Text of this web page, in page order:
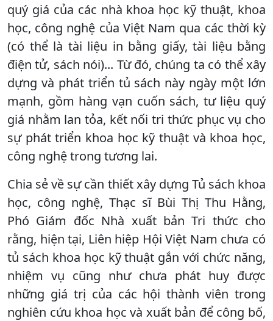
quý giá của các nhà khoa học kỹ thuật, khoa
học, công nghệ của Việt Nam qua các thời kỳ
(có thể là tài liệu in bằng giấy, tài liệu bằng
điện tử, sách nói)... Từ đó, chúng ta có thể xây
dựng và phát triển tủ sách này ngày một lớn
mạnh, gồm hàng vạn cuốn sách, tư liệu quý
giá nhằm lan tỏa, kết nối tri thức phục vụ cho
sự phát triển khoa học kỹ thuật và khoa học,
công nghệ trong tương lai.
Chia sẻ về sự cần thiết xây dựng Tủ sách khoa
học, công nghệ, Thạc sĩ Bùi Thị Thu Hằng,
Phó Giám đốc Nhà xuất bản Tri thức cho
rằng, hiện tại, Liên hiệp Hội Việt Nam chưa có
tủ sách khoa học kỹ thuật gắn với chức năng,
nhiệm vụ cũng như chưa phát huy được
những giá trị của các hội thành viên trong
nghiên cứu khoa học và xuất bản để công bố,